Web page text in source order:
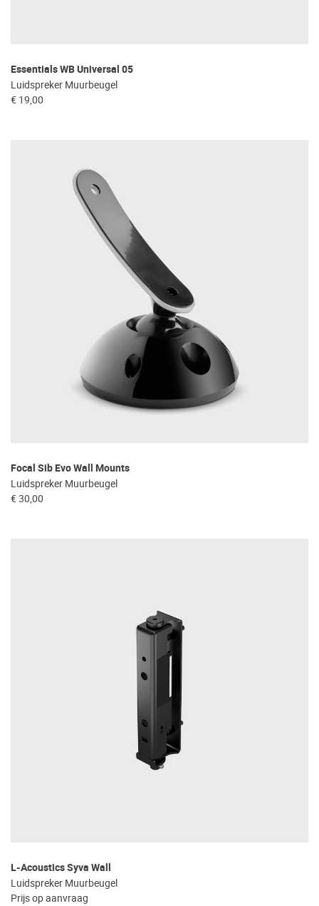
Essentials WB Universal 05
Luidspreker Muurbeugel
€ 19,00
Focal Sib Evo Wall Mounts
Luidspreker Muurbeugel
€ 30,00
L-Acoustics Syva Wall
Luidspreker Muurbeugel
Prijs op aanvraag